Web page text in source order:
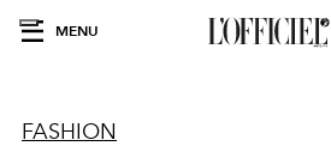
MENU
FASHION